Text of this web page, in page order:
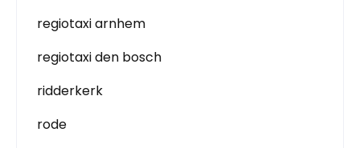
regiotaxi arnhem
regiotaxi den bosch
ridderkerk
rode